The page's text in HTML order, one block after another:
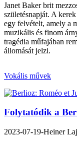
Janet Baker brit
születésnapját. A
egy felvételt, amely a
muzikális és finom
tragédia műfajában
állomását jelzi.
Vokális művek
Folytatódik a
2023-07-19-Heiner